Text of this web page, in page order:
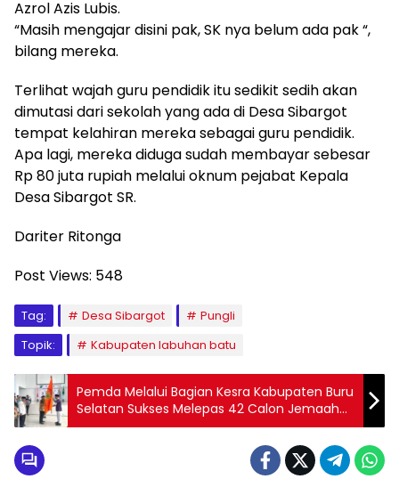
Azrol Azis Lubis.
“Masih mengajar disini pak, SK nya belum ada pak “,
bilang mereka.
Terlihat wajah guru pendidik itu sedikit sedih akan
dimutasi dari sekolah yang ada di Desa Sibargot
tempat kelahiran mereka sebagai guru pendidik.
Apa lagi, mereka diduga sudah membayar sebesar
Rp 80 juta rupiah melalui oknum pejabat Kepala
Desa Sibargot SR.
Dariter Ritonga
Post Views: 548
Tag: Desa Sibargot
Pungli
Topik:
Kabupaten labuhan batu
Pemda Melalui Bagian Kesra Kabupaten Buru
Selatan Sukses Melepas 42 Calon Jemaah
Haji Ke Tanah Suci